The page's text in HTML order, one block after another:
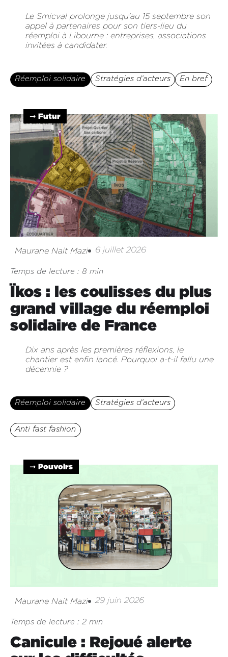
Le Smicval prolonge jusqu'au 15 septembre son
appel à partenaires pour son tiers-lieu du
réemploi à Libourne : entreprises, associations
invitées à candidater.
Réemploi solidaire Stratégies d’acteurs En bref
➞ Futur
Maurane Nait Mazi 6 juillet 2026
Temps de lecture : 8 min
Ïkos : les coulisses du plus
grand village du réemploi
solidaire de France
Dix ans après les premières réflexions, le
chantier est enfin lancé. Pourquoi a-t-il fallu une
décennie ?
Réemploi solidaire Stratégies d’acteurs
Anti fast fashion
➞ Pouvoirs
Maurane Nait Mazi 29 juin 2026
Temps de lecture : 2 min
Canicule : Rejoué alerte